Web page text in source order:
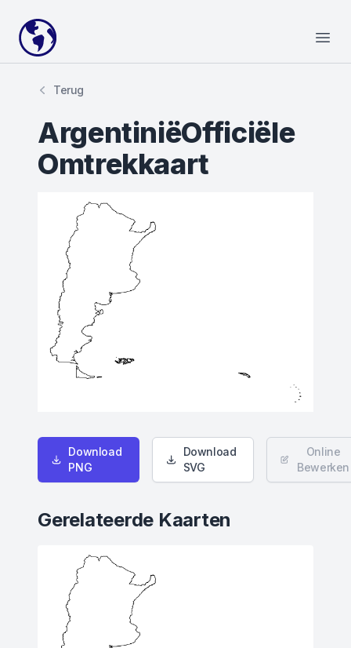
Your Company
Terug
ArgentiniëOfficiële
Omtrekkaart
Download
PNG
Download
SVG
Online
Bewerken
Gerelateerde Kaarten